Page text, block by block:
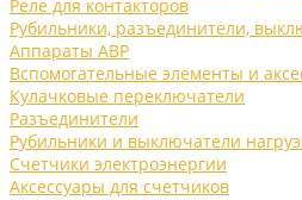
Реле для контакторов
Рубильники, разъединители,
Аппараты АВР
Вспомогательные элементы и
Кулачковые переключатели
Разъединители
Рубильники и выключатели
Счетчики электроэнергии
Аксессуары для счетчиков